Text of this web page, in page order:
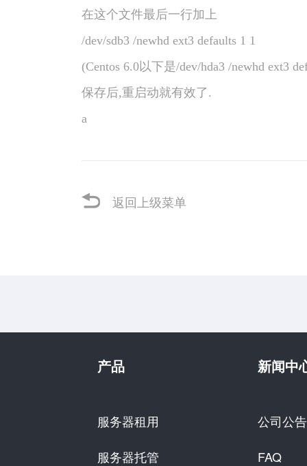
在这个文件最后一行加上
/dev/sdb3 /newhd ext3 defaults 1 1
(Centos 6.0以下是/dev/hda3 /newhd ext3
保存后,重启动就有效了.
a
返回上级菜单
产品
服务器租用
服务器托管
新闻中
公司公告
FAQ